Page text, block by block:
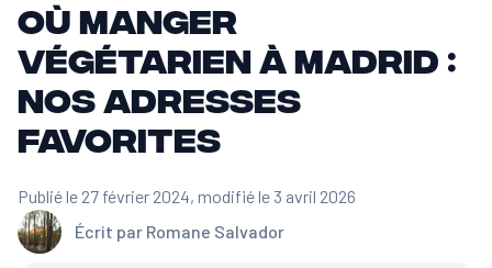
Où manger
végétarien à Madrid :
nos adresses
favorites
Écrit par Romane Salvador
Publié le 27 février 2024, modifié le 3 avril 2026